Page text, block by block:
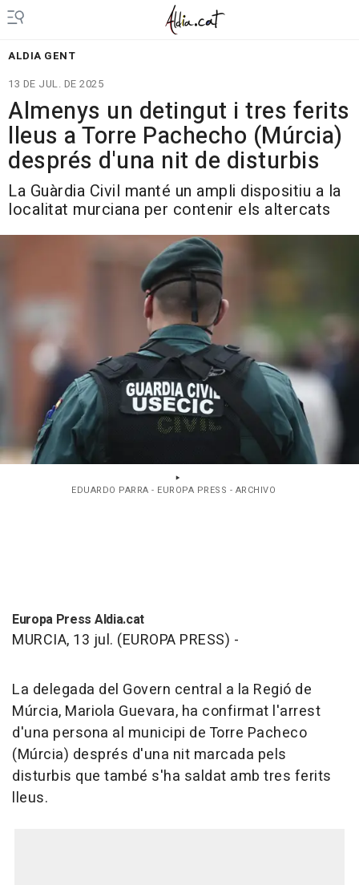
ALDIA GENT
13 DE JUL. DE 2025
Almenys un detingut i tres ferits
lleus a Torre Pachecho (Múrcia)
després d'una nit de disturbis
La Guàrdia Civil manté un ampli dispositiu a la
localitat murciana per contenir els altercats
EDUARDO PARRA - EUROPA PRESS - ARCHIVO
Europa Press Aldia.cat
MURCIA, 13 jul. (EUROPA PRESS) -
La delegada del Govern central a la Regió de
Múrcia, Mariola Guevara, ha confirmat l'arrest
d'una persona al municipi de Torre Pacheco
(Múrcia) després d'una nit marcada pels
disturbis que també s'ha saldat amb tres ferits
lleus.